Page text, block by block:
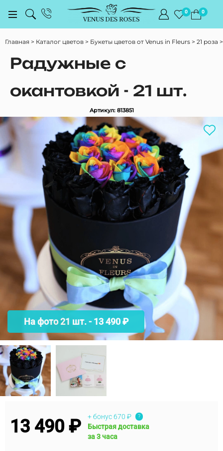
0 0
Главная Каталог цветов Букеты цветов от Venus in Fleurs 21 роза
Радужные с
окантовкой - 21 шт.
Артикул: 813851
На фото 21 шт. - 13 490 ₽
13 490 ₽ + бонус 670 ₽ ?
Быстрая доставка
за 3 часа